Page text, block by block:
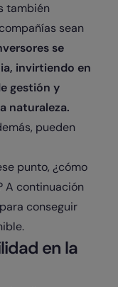
también
sean
se
invirtiendo en
gestión y
naturaleza.
pueden
punto, ¿cómo
A continuación
conseguir
en la